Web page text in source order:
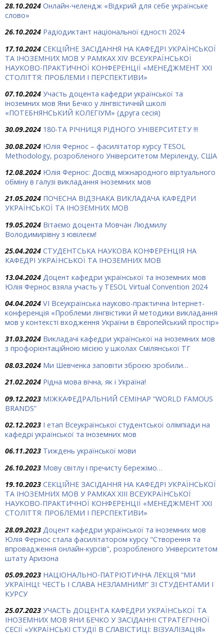
28.10.2024 Онлайн-челендж «Відкрий для себе українське
слово»
26.10.2024 Радіодиктант національної єдності 2024
17.10.2024 СЕКЦІЙНЕ ЗАСІДАННЯ НА КАФЕДРІ УКРАЇНСЬКОЇ
ТА ІНОЗЕМНИХ МОВ У РАМКАХ ХIV ВСЕУКРАЇНСЬКОЇ
НАУКОВО-ПРАКТИЧНОЇ КОНФЕРЕНЦІЇ «МЕНЕДЖМЕНТ ХХІ
СТОЛІТТЯ: ПРОБЛЕМИ І ПЕРСПЕКТИВИ»
07.10.2024 Участь доцента кафедри української та
іноземних мов Яни Бечко у лінгвістичній школі
«ПОТЕБНЯНСЬКИЙ КОЛЕГІУМ» (друга сесія)
30.09.2024 180-ТА РІЧНИЦЯ РІДНОГО УНІВЕРСИТЕТУ !!!
30.08.2024 Юлія Фернос – фасилітатор курсу TESOL
Methodology, розробленого Університетом Меріленду, США
12.08.2024 Юлія Фернос: Досвід міжнародного віртуального
обміну в галузі викладання іноземних мов
21.05.2024 ПОЧЕСНА ВІДЗНАКА ВИКЛАДАЧА КАФЕДРИ
УКРАЇНСЬКОЇ ТА ІНОЗЕМНИХ МОВ
19.05.2024 Вітаємо доцента Мовчан Людмилу
Володимирівну з ювілеєм!
25.04.2024 СТУДЕНТСЬКА НАУКОВА КОНФЕРЕНЦІЯ НА
КАФЕДРІ УКРАЇНСЬКОЇ ТА ІНОЗЕМНИХ МОВ
13.04.2024 Доцент кафедри української та іноземних мов
Юлія Фернос взяла участь у TESOL Virtual Convention 2024
04.04.2024 VІ Всеукраїнська науково-практична Інтернет-
конференція «Проблеми лінгвістики й методики викладання
мов у контексті входження України в Європейський простір»
31.03.2024 Викладачі кафедри української на іноземних мов
з профорієнтаційною місією у школах Смілянської ТГ
08.03.2024 Ми Шевченка заповіти зброєю зробили…
21.02.2024 Рідна мова вічна, як і Україна!
09.12.2023 МІЖКАФЕДРАЛЬНИЙ СЕМІНАР “WORLD FAMOUS
BRANDS”
02.12.2023 І етап Всеукраїнської студентської олімпіади на
кафедрі української та іноземних мов
06.11.2023 Тиждень української мови
26.10.2023 Мову світлу і пречисту бережімо…
19.10.2023 СЕКЦІЙНЕ ЗАСІДАННЯ НА КАФЕДРІ УКРАЇНСЬКОЇ
ТА ІНОЗЕМНИХ МОВ У РАМКАХ ХIII ВСЕУКРАЇНСЬКОЇ
НАУКОВО-ПРАКТИЧНОЇ КОНФЕРЕНЦІЇ «МЕНЕДЖМЕНТ ХХІ
СТОЛІТТЯ: ПРОБЛЕМИ І ПЕРСПЕКТИВИ»
28.09.2023 Доцент кафедри української та іноземних мов
Юлія Фернос стала фасилітатором курсу "Створення та
впровадження онлайн-курсів", розробленого Університетом
штату Аризона
05.09.2023 НАЦІОНАЛЬНО-ПАТРІОТИЧНА ЛЕКЦІЯ “МИ
УКРАЇНЦІ: ЧЕСТЬ І СЛАВА НЕЗЛАМНИМ!” ЗІ СТУДЕНТАМИ І
КУРСУ
25.07.2023 УЧАСТЬ ДОЦЕНТА КАФЕДРИ УКРАЇНСЬКОЇ ТА
ІНОЗЕМНИХ МОВ ЯНИ БЕЧКО У ЗАСІДАННІ СТРАТЕГІЧНОЇ
СЕСІЇ «УКРАЇНСЬКІ СТУДІЇ В СЛАВІСТИЦІ: ВІЗУАЛІЗАЦІЯ»